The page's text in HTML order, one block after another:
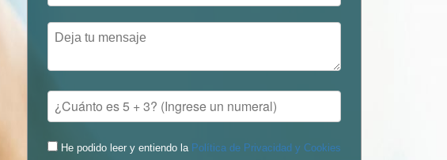
He podido leer y entiendo la Política de Privacidad y Cookies